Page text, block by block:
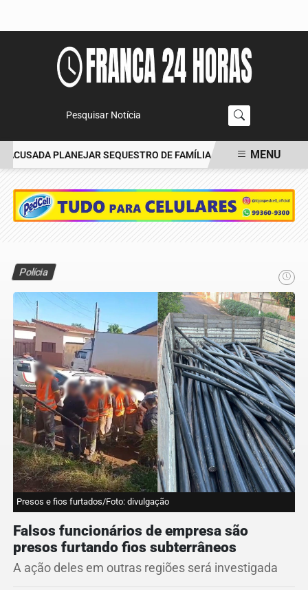
Pesquisar Notícia
PLANEJAR SEQUESTRO DE FAMÍLIA CARRO BATE EM
MENU
Polícia
Presos e fios furtados/Foto: divulgação
Falsos funcionários de empresa são
presos furtando fios subterrâneos
A ação deles em outras regiões será investigada